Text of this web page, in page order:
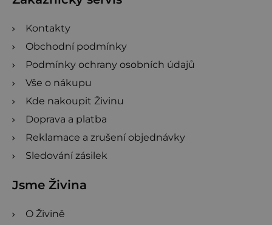
Kontakty
Obchodní podmínky
Podmínky ochrany osobních údajů
Vše o nákupu
Kde nakoupit Živinu
Doprava a platba
Reklamace a zrušení objednávky
Sledování zásilek
Jsme Živina
O Živině